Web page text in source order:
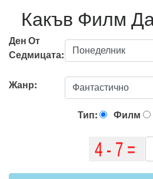
Какъв Филм
Ден От
Седмицата:
Жанр:
Тип: Филм